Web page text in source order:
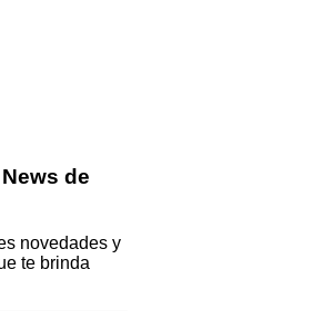
de
novedades y
te brinda